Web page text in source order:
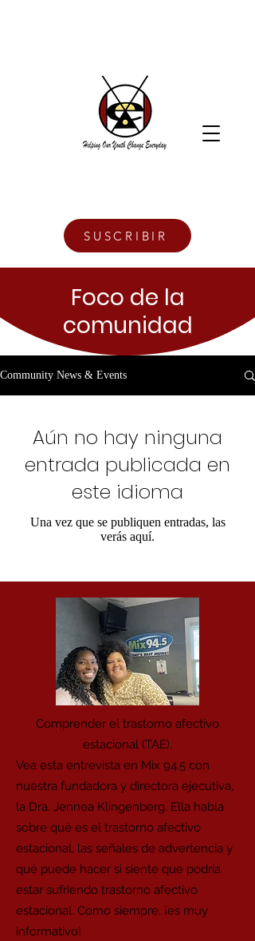
SUSCRIBIR
Foco de la
comunidad
Community News & Events
Aún no hay ninguna
entrada publicada en
este idioma
Una vez que se publiquen entradas, las
verás aquí.
Comprender el trastorno afectivo
estacional (TAE).
Vea esta entrevista en Mix 94.5 con
nuestra fundadora y directora ejecutiva,
la Dra. Jennea Klingenberg. Ella habla
sobre qué es el trastorno afectivo
estacional, las señales de advertencia y
qué puede hacer si siente que podría
estar sufriendo trastorno afectivo
estacional. Como siempre, ¡es muy
informativo!